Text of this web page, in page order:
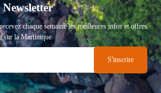
Newsletter
chaque semaine les meilleures infos et offres
sur la Martinique